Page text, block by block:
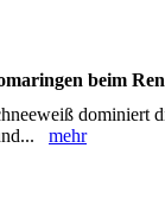
beim
dominiert
mehr